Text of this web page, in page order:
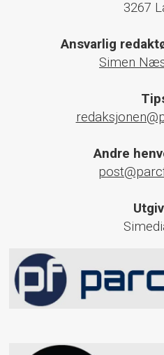
3267
Ansvarlig
Simen
Andre